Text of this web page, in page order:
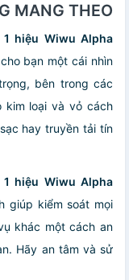
MANG THEO
hiệu Wiwu Alpha
bạn một cái nhìn
bên trong các
loại và vỏ cách
hay truyền tải tín
hiệu Wiwu Alpha
giúp kiểm soát mọi
khác một cách an
Hãy an tâm và sử